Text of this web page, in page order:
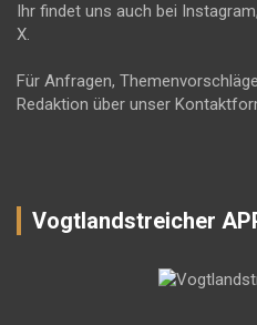
Ihr findet uns auch bei
X.
Für Anfragen,
Redaktion über unser
Vogtlandstreicher